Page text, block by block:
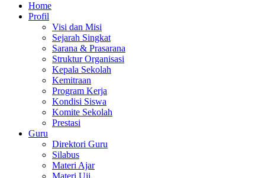
Home
Profil
Visi dan Misi
Sejarah Singkat
Sarana & Prasarana
Struktur Organisasi
Kepala Sekolah
Kemitraan
Program Kerja
Kondisi Siswa
Komite Sekolah
Prestasi
Guru
Direktori Guru
Silabus
Materi Ajar
Materi Uji